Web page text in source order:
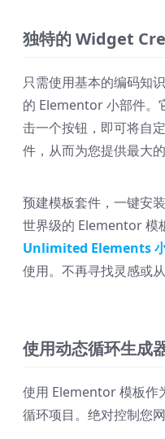
独特的 Widget
只需使用基本的编码知
的 Elementor 小部件。
击一个按钮，即可将自
件，从而为您提供最大的
预建模板套件，一键安装
世界级的 Elementor 模
Unlimited Elements
使用。不再寻找灵感或从
使用动态循环生成
使用 Elementor 模板作
循环项目。绝对控制您